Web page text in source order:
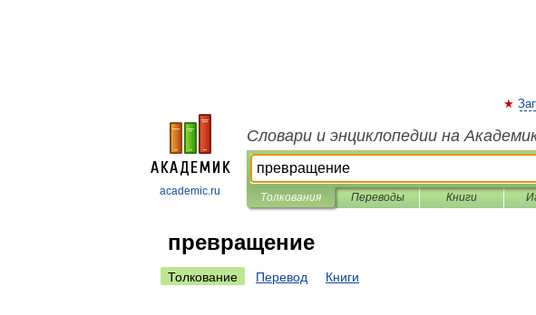
academic.ru
Словари и энциклопедии на
Толкования Переводы Книги
превращение
Толкование Перевод Книги